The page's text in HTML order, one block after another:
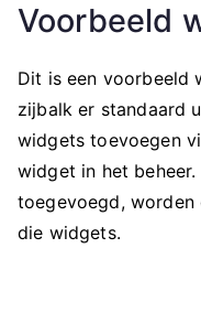
Voorbeeld
Dit is een voorbeeld
zijbalk er standaard
widgets toevoegen
widget in het
toegevoegd,
die widgets.